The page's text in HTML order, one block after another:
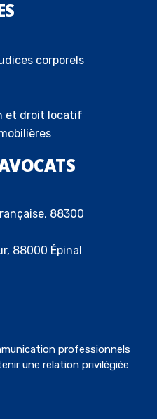
corporels
et droit locatif
88300
88000 Épinal
professionnels
une relation privilégiée